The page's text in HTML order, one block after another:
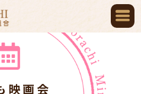
映画会